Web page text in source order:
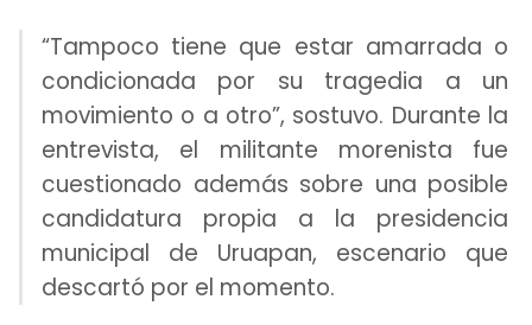
“Tampoco tiene que estar amarrada o
condicionada por su tragedia a un
movimiento o a otro”, sostuvo. Durante la
entrevista, el militante morenista fue
cuestionado además sobre una posible
candidatura propia a la presidencia
municipal de Uruapan, escenario que
descartó por el momento.